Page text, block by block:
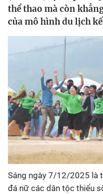
Sự kiện
Các môn khác
VIDEO
Bên lề
thể thao mà còn
của mô hình du lịch
Sáng ngày 7/12/2025 là
đá nữ các dân tộc thiểu